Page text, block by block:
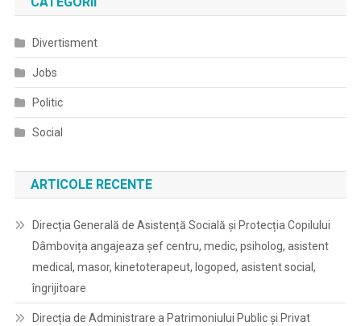
Divertisment
Jobs
Politic
Social
ARTICOLE RECENTE
Direcția Generală de Asistență Socială și Protecția Copilului
Dâmbovița angajeaza șef centru, medic, psiholog, asistent
medical, masor, kinetoterapeut, logoped, asistent social,
îngrijitoare
Direcția de Administrare a Patrimoniului Public și Privat